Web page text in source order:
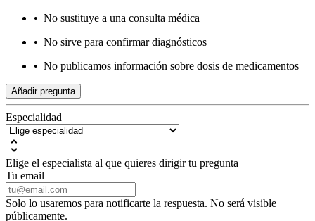
• No sustituye a una consulta médica
• No sirve para confirmar diagnósticos
• No publicamos información sobre dosis de medicamentos
Añadir pregunta
Especialidad
Elige el especialista al que quieres dirigir tu pregunta
Tu email
Solo lo usaremos para notificarte la respuesta. No será visible
públicamente.